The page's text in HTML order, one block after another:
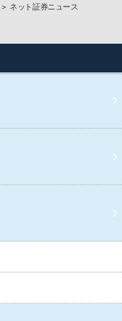
ネット証券ニュース